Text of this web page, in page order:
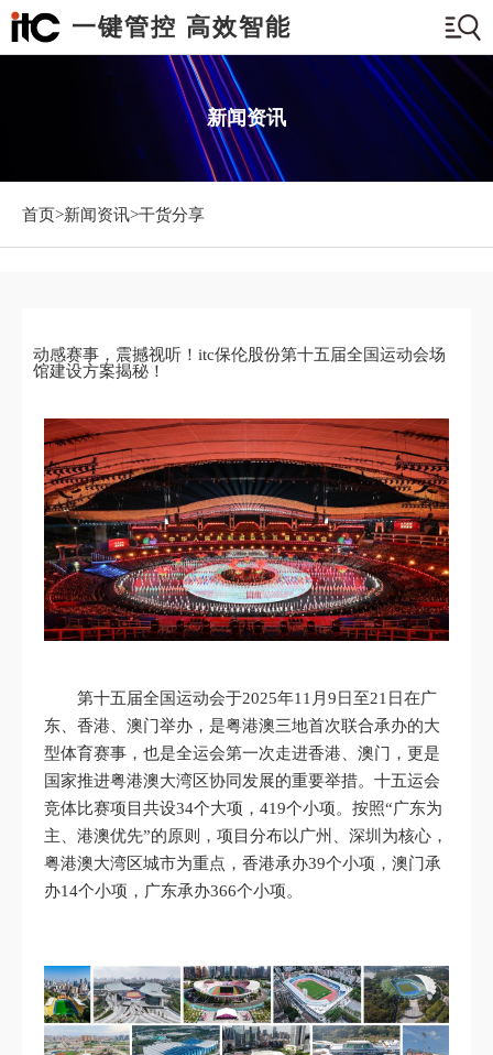
一键管控 高效智能
新闻资讯
首页>新闻资讯>干货分享
动感赛事，震撼视听！itc保伦股份第十五届全国运动会场
馆建设方案揭秘！
第十五届全国运动会于2025年11月9日至21日在广
东、香港、澳门举办，是粤港澳三地首次联合承办的大
型体育赛事，也是全运会第一次走进香港、澳门，更是
国家推进粤港澳大湾区协同发展的重要举措。十五运会
竞体比赛项目共设34个大项，419个小项。按照“广东为
主、港澳优先”的原则，项目分布以广州、深圳为核心，
粤港澳大湾区城市为重点，香港承办39个小项，澳门承
办14个小项，广东承办366个小项。